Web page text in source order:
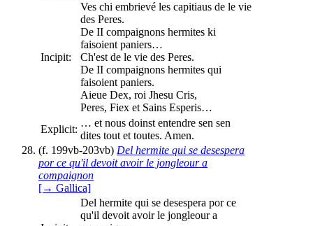
Incipit:
Ves chi embrievé les capitiaus de le vie
des Peres.
De II compaignons hermites ki
faisoient paniers…
Ch'est de le vie des Peres.
De II compaignons hermites qui
faisoient paniers.
Aieue Dex, roi Jhesu Cris,
Peres, Fiex et Sains Esperis…
Explicit:
… et nous doinst entendre sen sen
dites tout et toutes. Amen.
(f. 199vb-203vb) Del hermite qui se desespera
por ce qu'il devoit avoir le jongleour a
compaignon
[→ Gallica]
Del hermite qui se desespera por ce
qu'il devoit avoir le jongleour a